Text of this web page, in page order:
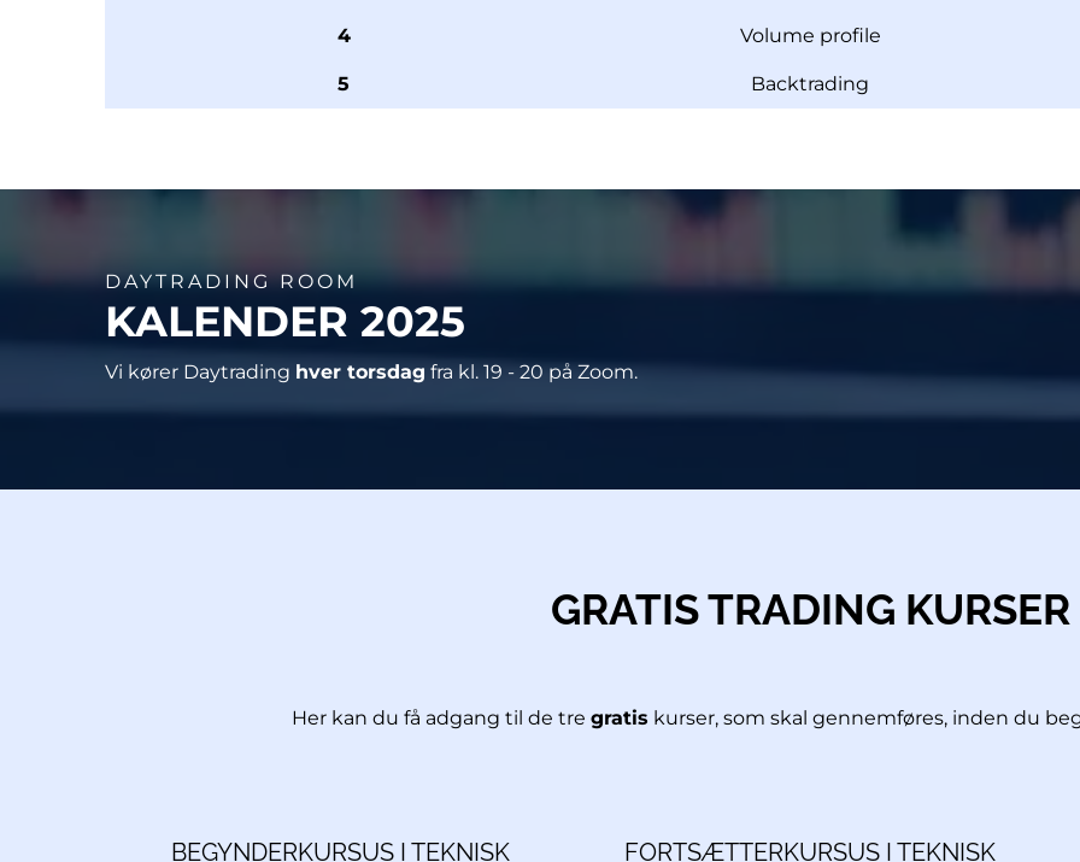
4 Volume profile
5 Backtrading
DAYTRADING ROOM
KALENDER 2025
Vi kører Daytrading hver torsdag fra kl. 19 - 20 på Zoom.
GRATIS TRADING KURSER
Her kan du få adgang til de tre gratis kurser, som skal gennemføres, inden du
BEGYNDERKURSUS I TEKNISK FORTSÆTTERKURSUS I TEKNISK